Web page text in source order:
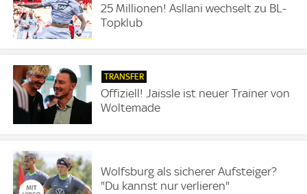
25 Millionen! Asllani wechselt zu BL-
Topklub
TRANSFER
Offiziell! Jaissle ist neuer Trainer von
Woltemade
Wolfsburg als sicherer Aufsteiger?
"Du kannst nur verlieren"